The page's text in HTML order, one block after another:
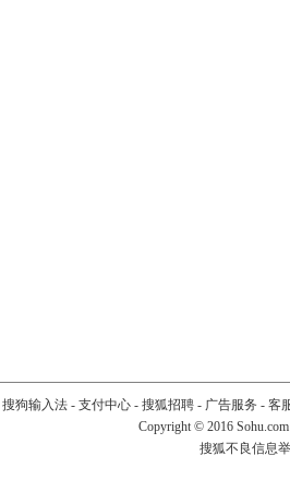
搜狗输入法- 支付中心- 搜狐招聘- 广告服务 - 客
Copyright © 2016
搜狐不良信息